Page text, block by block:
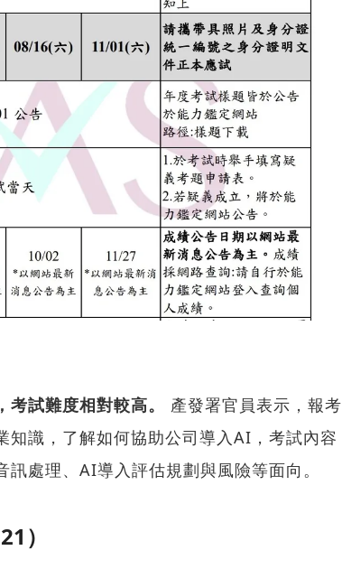
試難度相對較高。
產發署官員表示，報考
識，了解如何協助公司導入AI，考試內容
處理、AI導入評估規劃與風險等面向。
）